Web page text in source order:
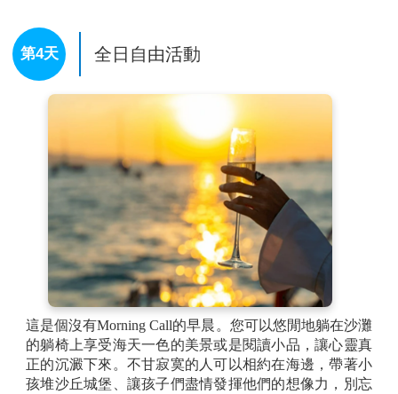
第4天 全日自由活動
這是個沒有Morning Call的早晨。您可以悠閒地躺在沙灘
的躺椅上享受海天一色的美景或是閱讀小品，讓心靈真
正的沉澱下來。不甘寂寞的人可以相約在海邊，帶著小
孩堆沙丘城堡、讓孩子們盡情發揮他們的想像力，別忘